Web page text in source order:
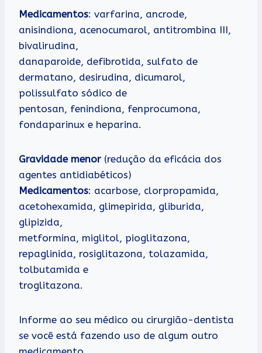
Medicamentos: varfarina, ancrode,
anisindiona, acenocumarol, antitrombina III,
bivalirudina,
danaparoide, defibrotida, sulfato de
dermatano, desirudina, dicumarol,
polissulfato sódico de
pentosan, fenindiona, fenprocumona,
fondaparinux e heparina.
Gravidade menor (redução da eficácia dos
agentes antidiabéticos)
Medicamentos: acarbose, clorpropamida,
acetohexamida, glimepirida, gliburida,
glipizida,
metformina, miglitol, pioglitazona,
repaglinida, rosiglitazona, tolazamida,
tolbutamida e
troglitazona.
Informe ao seu médico ou cirurgião-dentista
se você está fazendo uso de algum outro